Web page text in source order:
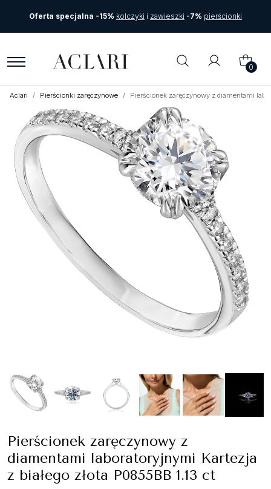
Oferta specjalna -15% kolczyki i zawieszki -7% pierścionki
0
Aclari Pierścionki zaręczynowe Pierścionek zaręczynowy z diamentami
Pierścionek zaręczynowy z
diamentami laboratoryjnymi Kartezja
z białego złota P0855BB 1.13 ct